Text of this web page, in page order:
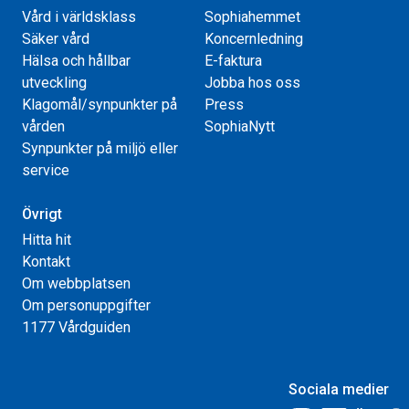
Vård i världsklass
Säker vård
Hälsa och hållbar
utveckling
Klagomål/synpunkter på
vården
Synpunkter på miljö eller
service
Sophiahemmet
Koncernledning
E-faktura
Jobba hos oss
Press
SophiaNytt
Övrigt
Hitta hit
Kontakt
Om webbplatsen
Om personuppgifter
1177 Vårdguiden
Sociala medier